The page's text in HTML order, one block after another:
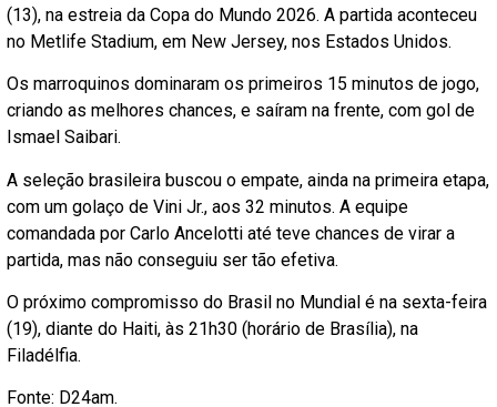
(13), na estreia da Copa do Mundo 2026. A partida aconteceu
no Metlife Stadium, em New Jersey, nos Estados Unidos.
Os marroquinos dominaram os primeiros 15 minutos de jogo,
criando as melhores chances, e saíram na frente, com gol de
Ismael Saibari.
A seleção brasileira buscou o empate, ainda na primeira etapa,
com um golaço de Vini Jr., aos 32 minutos. A equipe
comandada por Carlo Ancelotti até teve chances de virar a
partida, mas não conseguiu ser tão efetiva.
O próximo compromisso do Brasil no Mundial é na sexta-feira
(19), diante do Haiti, às 21h30 (horário de Brasília), na
Filadélfia.
Fonte: D24am.